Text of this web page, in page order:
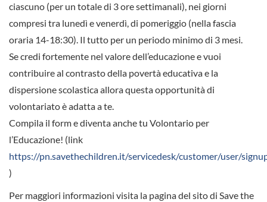
ciascuno (per un totale di 3 ore settimanali), nei giorni
compresi tra lunedì e venerdì, di pomeriggio (nella fascia
oraria 14-18:30). Il tutto per un periodo minimo di 3 mesi.
Se credi fortemente nel valore dell’educazione e vuoi
contribuire al contrasto della povertà educativa e la
dispersione scolastica allora questa opportunità di
volontariato è adatta a te.
Compila il form e diventa anche tu Volontario per
l’Educazione! (link
https://pn.savethechildren.it/servicedesk/customer/user/
)
Per maggiori informazioni visita la pagina del sito di Save the